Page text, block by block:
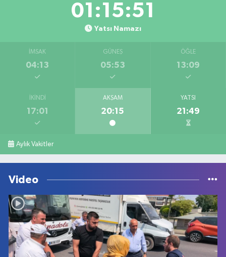
01:15:51
Yatsı Namazı
İMSAK
04:13
GÜNEŞ
05:53
ÖĞLE
13:09
İKINDI
17:01
AKŞAM
20:15
YATSI
21:49
Aylık Vakitler
Video